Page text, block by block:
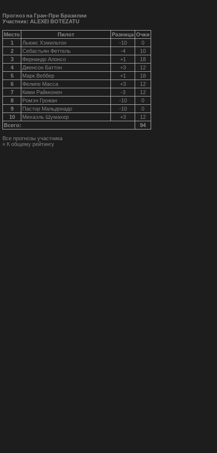
Прогноз на Гран-При Бразилии
Участник: ALEXEI BOTEZATU
Место Пилот Разница Очки
1
Льюис Хэмильтон -10
0
2
Себастьян Феттель -4
10
3
Фернандо Алонсо +1
18
4
Дженсон Баттон +3
12
5
Марк Веббер +1
18
6
Фелипе Масса +3
12
7
Кими Райкконен -3
12
8
Ромэн Грожан -10
0
9
Пастор Мальдонадо -10
0
10
Михаэль Шумахер +3
12
Всего:
94
Все прогнозы участника
« К общему рейтингу